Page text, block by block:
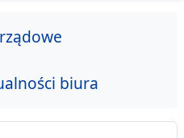
biura